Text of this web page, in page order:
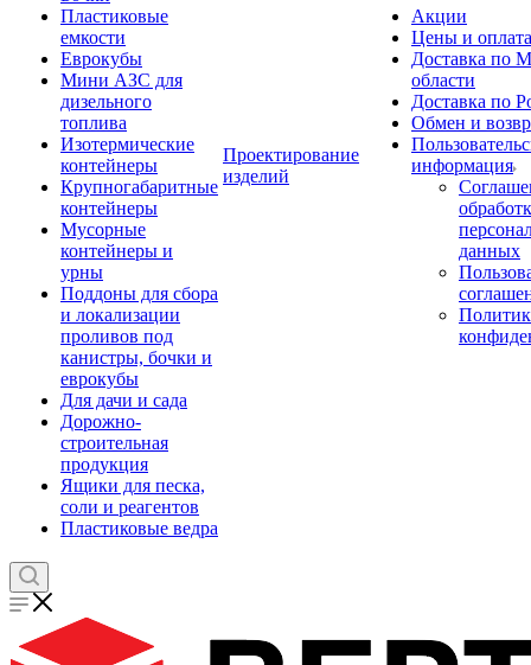
Пластиковые
емкости
Еврокубы
Мини АЗС для
дизельного
топлива
Изотермические
контейнеры
Крупногабаритные
контейнеры
Мусорные
контейнеры и
урны
Поддоны для сбора
и локализации
проливов под
канистры, бочки и
еврокубы
Для дачи и сада
Дорожно-
строительная
продукция
Ящики для песка,
соли и реагентов
Пластиковые ведра
Проектирование
изделий
Акции
Цены и оплата
Доставка по
области
Доставка по
Обмен и
информация
данных